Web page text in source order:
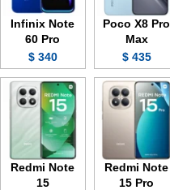
Poco X8 Pro
Max
435 $
Infinix Note
60 Pro
340 $
Redmi Note
15 Pro
Redmi Note
15